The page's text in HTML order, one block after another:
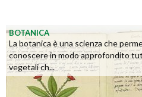
BOTANICA
La botanica è una scienza che
conoscere in modo approfondito
vegetali ch...